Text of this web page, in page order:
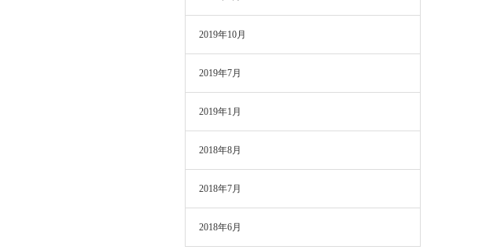
2019年10月
2019年7月
2019年1月
2018年8月
2018年7月
2018年6月